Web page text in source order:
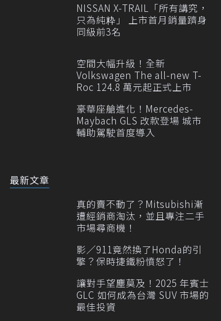
NISSAN X-TRAIL「所有講究，
只為純粋」 上市首月銷量躋身
同級前3名
空間大幅升級！全新
Volkswagen The all-new T-
Roc 124.8 萬元起正式上市
豪華座艙進化！Mercedes-
Maybach GLS 改款登場 城市
輔助駕駛首度導入
最新文章
真的賣不動了？Mitsubishi漸
遭經銷商淘汰，並且專注二手
市場尋商機！
影／911竟然換了Honda的引
擎？保時捷鐵粉憤怒了！
讓對手望塵莫及！2025 年賓士
GLC 如何成為台灣 SUV 市場的
最佳投資